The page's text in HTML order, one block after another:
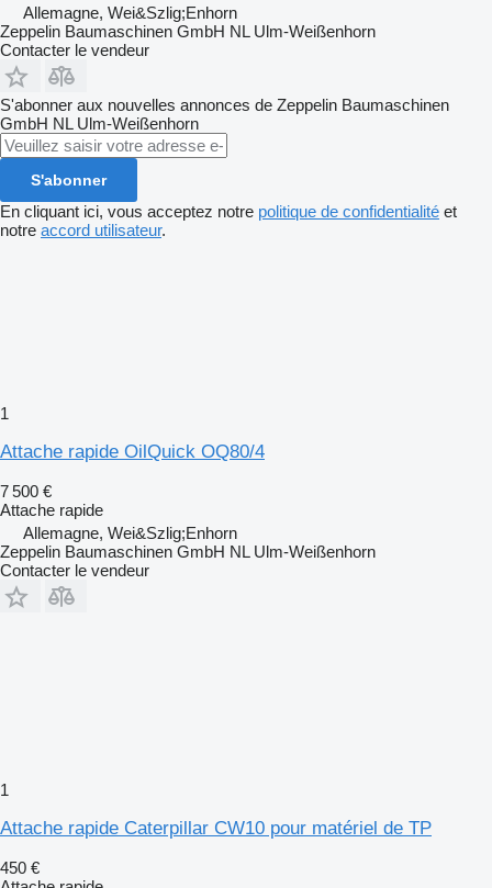
Allemagne, Wei&Szlig;Enhorn
Zeppelin Baumaschinen GmbH NL Ulm-Weißenhorn
Contacter le vendeur
S'abonner aux nouvelles annonces de Zeppelin Baumaschinen
GmbH NL Ulm-Weißenhorn
S'abonner
En cliquant ici, vous acceptez notre politique de confidentialité et
notre accord utilisateur.
1
Attache rapide OilQuick OQ80/4
7 500 €
Attache rapide
Allemagne, Wei&Szlig;Enhorn
Zeppelin Baumaschinen GmbH NL Ulm-Weißenhorn
Contacter le vendeur
1
Attache rapide Caterpillar CW10 pour matériel de TP
450 €